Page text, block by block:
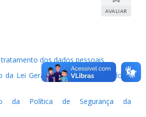
AVALIAR
dos dados pessoais
da Lei Geral de Proteção de Dados -
da Política de Segurança da